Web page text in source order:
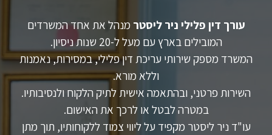
עורך דין פלילי ניר ליסטר מנהל את אחד המשרדים
המובילים בארץ עם מעל ל-20 שנות ניסיון.
המשרד מספק שירותי עריכת דין פלילי, במסירות, נאמנות
וללא מורא.
השירות פרטני, ובהתאמה אישית לתיק הלקוח ולנסיבותיו.
במטרה לבטל או לרכך את האישום.
עו"ד ניר ליסטר מקפיד על ליווי צמוד ללקוחותיו, תוך מתן